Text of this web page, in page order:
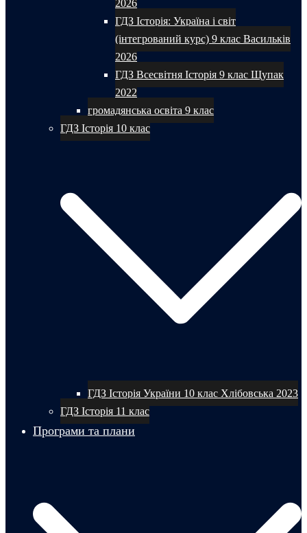
2026
ГДЗ Історія: Україна і світ
(інтегрований курс) 9 клас Васильків
2026
ГДЗ Всесвітня Історія 9 клас Щупак
2022
громадянська освіта 9 клас
ГДЗ Історія 10 клас
ГДЗ Історія України 10 клас Хлібовська 2023
ГДЗ Історія 11 клас
Програми та плани